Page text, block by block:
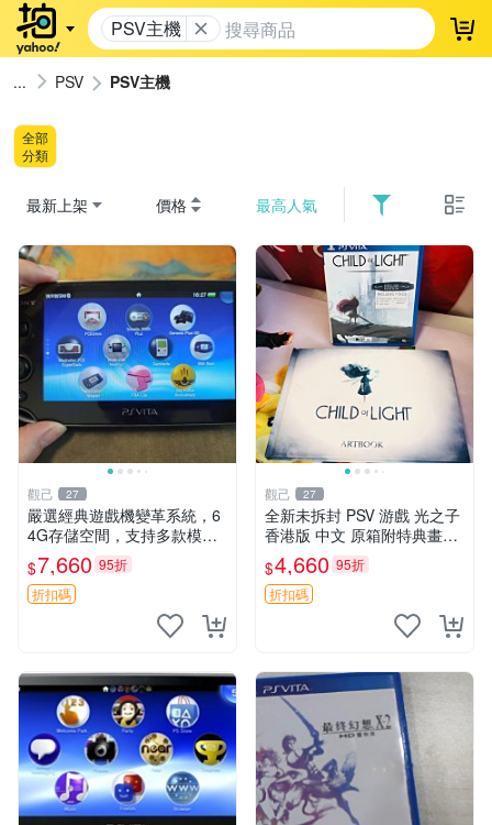
PSV主機 登
PSV PSV主機
全部
分類
最新上架 價格 最高人氣
觀己 27
嚴選經典遊戲機變革系統，6
4G存儲空間，支持多款模擬
器享受懷舊樂趣 黑店版 PSV
游戲 模擬器
$7,660 95折
折扣碼
觀己 27
全新未拆封 PSV 游戲 光之子
香港版 中文 原箱附特典畫冊
輝耀上市嚴選商品 光之子 港
版 PSV 特典畫冊
$4,660 95折
折扣碼